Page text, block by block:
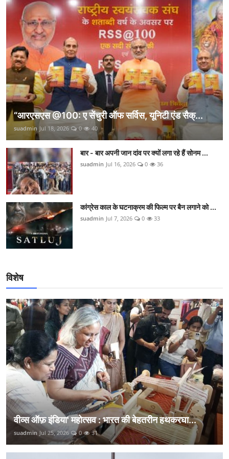
“आरएसएस @100: ए सेंचुरी ऑफ सर्विस, यूनिटी एंड सैक्...
suadmin Jul 18, 2026 0 40
बार - बार अपनी जान दांव पर क्यों लगा रहे हैं सोनम ...
suadmin Jul 16, 2026 0 36
कांग्रेस काल के घटनाक्रम की फिल्म पर बैन लगाने को ...
suadmin Jul 7, 2026 0 33
विशेष
वीव्स ऑफ़ इंडिया' महोत्सव : भारत की बेहतरीन हथकरघा...
suadmin Jul 25, 2026 0 31